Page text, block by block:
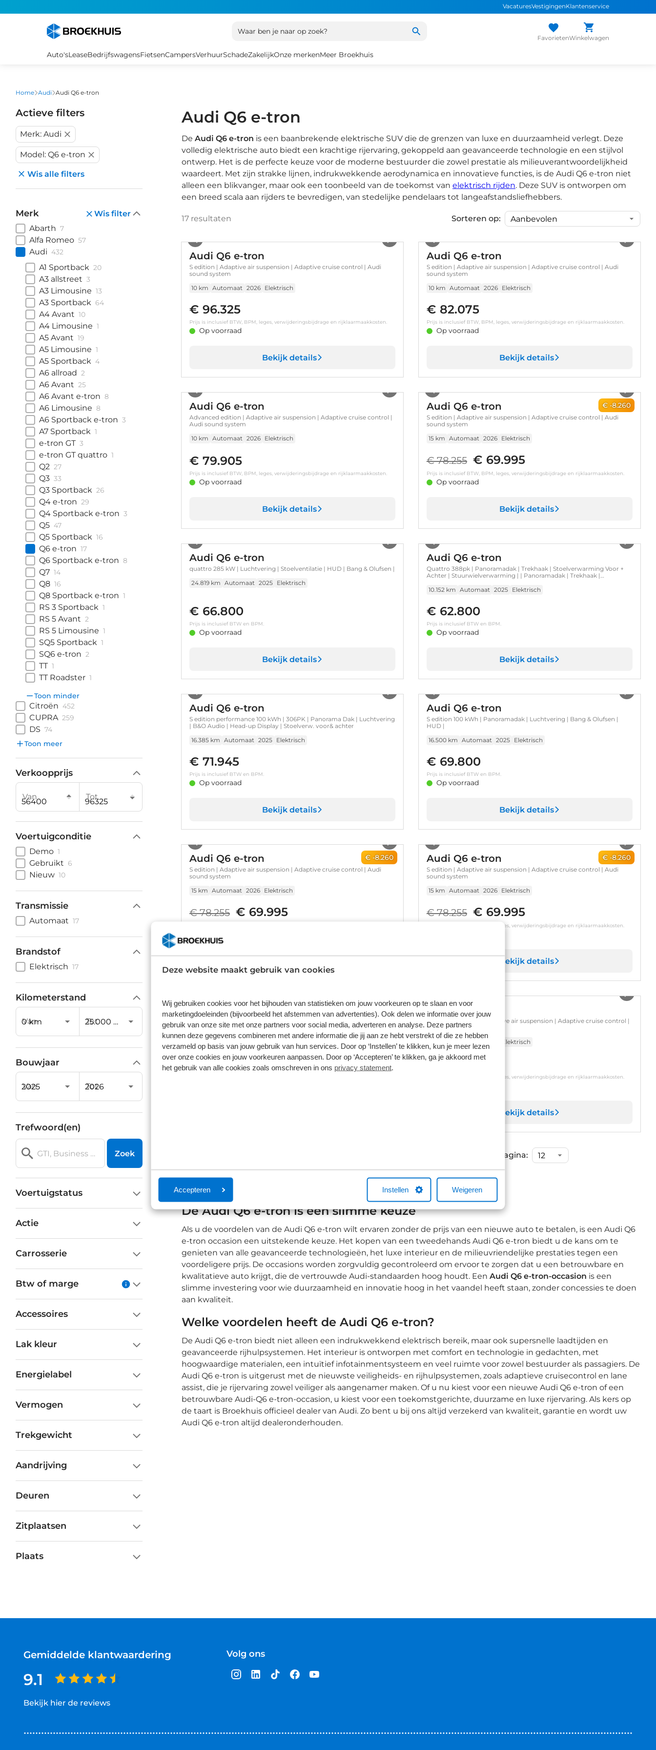
Deze website maakt gebruik van cookies
Wij gebruiken cookies voor het bijhouden van statistieken om jouw voorkeuren op te slaan en voor
marketingdoeleinden (bijvoorbeeld het afstemmen van advertenties). Ook delen we informatie over jouw
gebruik van onze site met onze partners voor social media, adverteren en analyse. Deze partners
kunnen deze gegevens combineren met andere informatie die jij aan ze hebt verstrekt of die ze hebben
verzameld op basis van jouw gebruik van hun services. Door op ‘Instellen’ te klikken, kun je meer lezen
over onze cookies en jouw voorkeuren aanpassen. Door op ‘Accepteren’ te klikken, ga je akkoord met
het gebruik van alle cookies zoals omschreven in ons privacy statement
Accepteren Instellen Weigeren
VacaturesVestigingenKlantenservice
Waar ben je naar op zoek?
FavorietenWinkelwagen
Auto'sLeaseBedrijfswagensFietsenCampersVerhuurSchadeZakelijkOnze merkenMeer Broekhuis
Home Audi Audi Q6 e-tron
Actieve filters
Merk: Audi
Model: Q6 e-tron
Wis alle filters
Merk
Wis filter
Abarth 7
Alfa Romeo 57
Audi 432
A1 Sportback 20
A3 allstreet 3
A3 Limousine 13
A3 Sportback 64
A4 Avant 10
A4 Limousine 1
A5 Avant 19
A5 Limousine 1
A5 Sportback 4
A6 allroad 2
A6 Avant 25
A6 Avant e-tron 8
A6 Limousine 8
A6 Sportback e-tron 3
A7 Sportback 1
e-tron GT 3
e-tron GT quattro 1
Q2 27
Q3 33
Q3 Sportback 26
Q4 e-tron 29
Q4 Sportback e-tron 3
Q5 47
Q5 Sportback 16
Q6 e-tron 17
Q6 Sportback e-tron 8
Q7 14
Q8 16
Q8 Sportback e-tron 1
RS 3 Sportback 1
RS 5 Avant 2
RS 5 Limousine 1
SQ5 Sportback 1
SQ6 e-tron 2
TT 1
TT Roadster 1
Toon minder
Citroën 452
CUPRA 259
DS 74
Toon meer
Verkoopprijs
Van Tot
Voertuigconditie
Demo 1
Gebruikt 6
Nieuw 10
Transmissie
Automaat 17
Brandstof
Elektrisch 17
Kilometerstand
Van Tot
Bouwjaar
Van Tot
Trefwoord(en)
Zoek
Voertuigstatus
Actie
Carrosserie
Btw of marge
Accessoires
Lak kleur
Energielabel
Vermogen
Trekgewicht
Aandrijving
Deuren
Zitplaatsen
Plaats
Audi Q6 e-tron
De Audi Q6 e-tron is een baanbrekende elektrische SUV die de grenzen van luxe en duurzaamheid verlegt. Deze
volledig elektrische auto biedt een krachtige rijervaring, gekoppeld aan geavanceerde technologie en een stijlvol
ontwerp. Het is de perfecte keuze voor de moderne bestuurder die zowel prestatie als milieuverantwoordelijkheid
waardeert. Met zijn strakke lijnen, indrukwekkende aerodynamica en innovatieve functies, is de Audi Q6 e-tron niet
alleen een blikvanger, maar ook een toonbeeld van de toekomst van elektrisch rijden. Deze SUV is ontworpen om
een breed scala aan rijders te bevredigen, van stedelijke pendelaars tot langeafstandsliefhebbers.
17resultaten Sorteren op:
Audi Q6 e-tron
S edition | Adaptive air suspension | Adaptive cruise control | Audi
sound system
10 km Automaat 2026 Elektrisch
€ 96.325
Prijs is inclusief BTW, BPM, leges, verwijderingsbijdrage en rijklaarmaakkosten.
Op voorraad
Bekijk details
Audi Q6 e-tron
S edition | Adaptive air suspension | Adaptive cruise control | Audi
sound system
10 km Automaat 2026 Elektrisch
€ 82.075
Prijs is inclusief BTW, BPM, leges, verwijderingsbijdrage en rijklaarmaakkosten.
Op voorraad
Bekijk details
Audi Q6 e-tron
Advanced edition | Adaptive air suspension | Adaptive cruise control |
Audi sound system
10 km Automaat 2026 Elektrisch
€ 79.905
Prijs is inclusief BTW, BPM, leges, verwijderingsbijdrage en rijklaarmaakkosten.
Op voorraad
Bekijk details
€ -8.260
Audi Q6 e-tron
S edition | Adaptive air suspension | Adaptive cruise control | Audi
sound system
15 km Automaat 2026 Elektrisch
€ 78.255 € 69.995
Prijs is inclusief BTW, BPM, leges, verwijderingsbijdrage en rijklaarmaakkosten.
Op voorraad
Bekijk details
Audi Q6 e-tron
quattro 285 kW | Luchtvering | Stoelventilatie | HUD | Bang & Olufsen |
24.819 km Automaat 2025 Elektrisch
€ 66.800
Prijs is inclusief BTW en BPM.
Op voorraad
Bekijk details
Audi Q6 e-tron
Quattro 388pk | Panoramadak | Trekhaak | Stoelverwarming Voor +
Achter | Stuurwielverwarming | | Panoramadak | Trekhaak |
10.152 km Automaat 2025 Elektrisch
€ 62.800
Prijs is inclusief BTW en BPM.
Op voorraad
Bekijk details
Audi Q6 e-tron
S edition performance 100 kWh | 306PK | Panorama Dak | Luchtvering
| B&O Audio | Head-up Display | Stoelverw. voor& achter
16.385 km Automaat 2025 Elektrisch
€ 71.945
Prijs is inclusief BTW en BPM.
Op voorraad
Bekijk details
Audi Q6 e-tron
S edition 100 kWh | Panoramadak | Luchtvering | Bang & Olufsen |
HUD |
16.500 km Automaat 2025 Elektrisch
€ 69.800
Prijs is inclusief BTW en BPM.
Op voorraad
Bekijk details
€ -8.260
Audi Q6 e-tron
S edition | Adaptive air suspension | Adaptive cruise control | Audi
sound system
15 km Automaat 2026 Elektrisch
€ 78.255 € 69.995
€ -8.260
Audi Q6 e-tron
S edition | Adaptive air suspension | Adaptive cruise control | Audi
sound system
15 km Automaat 2026 Elektrisch
€ 78.255 € 69.995
Prijs is inclusief BTW, BPM, leges, verwijderingsbijdrage en rijklaarmaakkosten.
Bekijk details
€ -8.260
Audi Q6 e-tron
S edition | Panoramadak | Adaptive air suspension | Adaptive cruise
control |
15 km
Automaat Elektrisch
€ 78.255 € 69.995
Audi Q6 e-tron
Advanced edition | Adaptive air suspension | Adaptive cruise control |
Audi sound system
10 km
Automaat Elektrisch
€ 82.275
Prijs is inclusief BTW, BPM, leges, verwijderingsbijdrage en rijklaarmaakkosten.
Bekijk details
Items per pagina:
De Audi Q6 e-tron is een slimme keuze
Als u de voordelen van de Audi Q6 e-tron wilt ervaren zonder de prijs van een nieuwe auto te betalen, is een Audi Q6
e-tron occasion een uitstekende keuze. Het kopen van een tweedehands Audi Q6 e-tron biedt u de kans om te
genieten van alle geavanceerde technologieën, het luxe interieur en de milieuvriendelijke prestaties tegen een
voordeligere prijs. De occasions worden zorgvuldig gecontroleerd om ervoor te zorgen dat u een betrouwbare en
kwalitatieve auto krijgt, die de vertrouwde Audi-standaarden hoog houdt. Een Audi Q6 e-tron-occasion is een
slimme investering voor wie duurzaamheid en innovatie hoog in het vaandel heeft staan, zonder concessies te doen
aan kwaliteit.
Welke voordelen heeft de Audi Q6 e-tron?
De Audi Q6 e-tron biedt niet alleen een indrukwekkend elektrisch bereik, maar ook supersnelle laadtijden en
geavanceerde rijhulpsystemen. Het interieur is ontworpen met comfort en technologie in gedachten, met
hoogwaardige materialen, een intuïtief infotainmentsysteem en veel ruimte voor zowel bestuurder als passagiers. De
Audi Q6 e-tron is uitgerust met de nieuwste veiligheids- en rijhulpsystemen, zoals adaptieve cruisecontrol en lane
assist, die je rijervaring zowel veiliger als aangenamer maken. Of u nu kiest voor een nieuwe Audi Q6 e-tron of een
betrouwbare Audi-Q6 e-tron-occasion, u kiest voor een toekomstgerichte, duurzame en luxe rijervaring. Als kers op
de taart is Broekhuis officieel dealer van Audi. Zo bent u bij ons altijd verzekerd van kwaliteit, garantie en wordt uw
Audi Q6 e-tron altijd dealeronderhouden.
Gemiddelde klantwaardering
9.1
Bekijk hier de reviews
van
Volg ons